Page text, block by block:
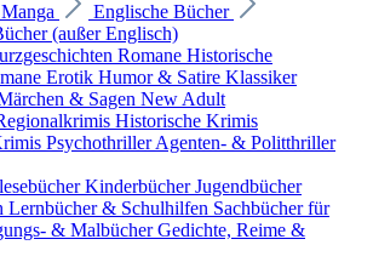
Englische Bücher
(außer Englisch)
Romane Historische
Erotik Humor & Satire Klassiker
& Sagen New Adult
Historische Krimis
PsychothrillerAgenten- & Politthriller
KinderbücherJugendbücher
Lernbücher & Schulhilfen Sachbücher für
& MalbücherGedichte, Reime &